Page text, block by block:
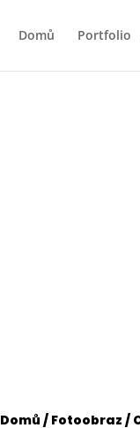
Domů Portfolio
Domů / Fotoobraz /